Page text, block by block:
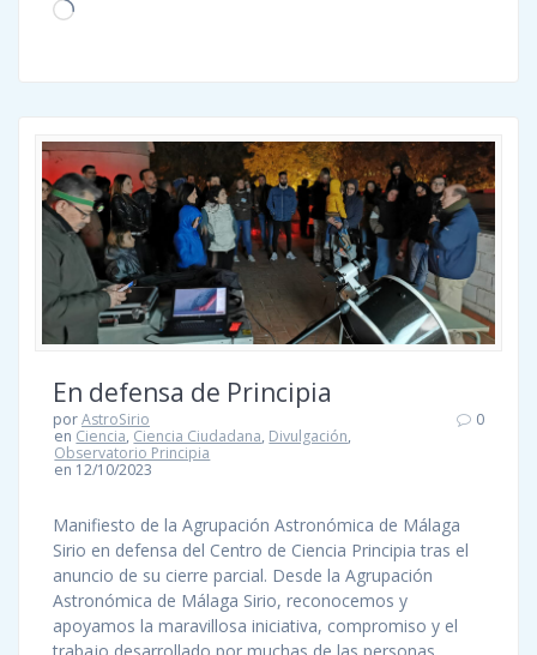
Cargando...
En defensa de Principia
porAstroSirio
en Ciencia, Ciencia Ciudadana, Divulgación,
Observatorio Principia
en 12/10/2023
0
Manifiesto de la Agrupación Astronómica de Málaga
Sirio en defensa del Centro de Ciencia Principia tras el
anuncio de su cierre parcial. Desde la Agrupación
Astronómica de Málaga Sirio, reconocemos y
apoyamos la maravillosa iniciativa, compromiso y el